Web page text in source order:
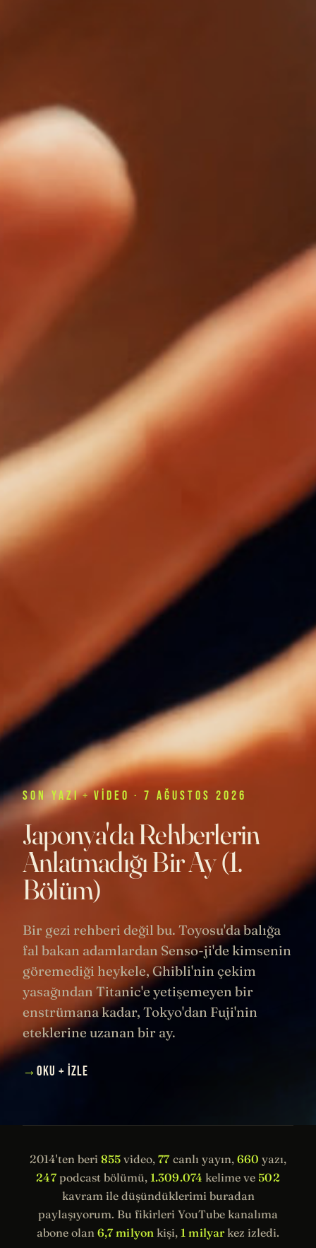
SON YAZI + VIDEO · 7 AĞUSTOS 2026
Japonya'da Rehberlerin
Anlatmadığı Bir Ay (1.
Bölüm)
Bir gezi rehberi değil bu. Toyosu'da balığa
fal bakan adamlardan Senso-ji'de kimsenin
göremediği heykele, Ghibli'nin çekim
yasağından Titanic'e yetişemeyen bir
enstrümana kadar, Tokyo'dan Fuji'nin
eteklerine uzanan bir ay.
→ OKU + İZLE
2014'ten beri 855 video,77canlı yayın, 660 yazı,
247podcast bölümü, 1.309.074 kelime ve 502
kavram ile düşündüklerimi buradan
paylaşıyorum. Bu fikirleri YouTube kanalıma
abone olan 6,7 milyon kişi, 1 milyarkez izledi.